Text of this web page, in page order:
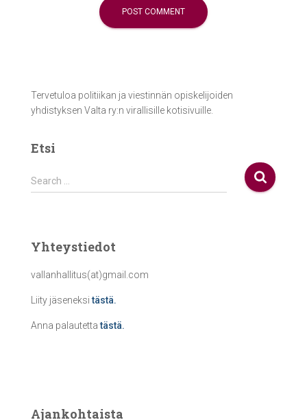
Tervetuloa politiikan ja viestinnän opiskelijoiden
yhdistyksen Valta ry:n virallisille kotisivuille.
Etsi
S
e
h
o
r
Search …
Yhteystiedot
vallanhallitus(at)gmail.com
Liity jäseneksitästä.
Anna palautettatästä.
Ajankohtaista